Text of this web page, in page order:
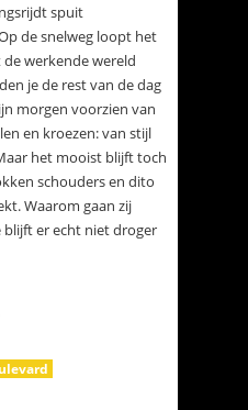
spuit
de snelweg loopt het
werkende wereld
je de rest van de dag
morgen voorzien van
en kroezen: van stijl
het mooist blijft toch
schouders en dito
Waarom gaan zij
blijft er echt niet droger